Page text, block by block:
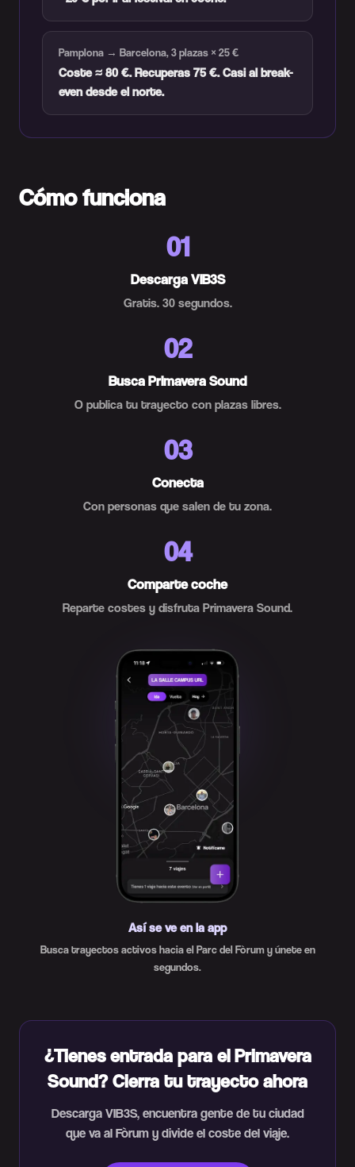
Pamplona → Barcelona, 3 plazas × 25 €
Coste ≈ 80 €. Recuperas 75 €. Casi al break-
even desde el norte.
Cómo funciona
01
Descarga VIB3S
Gratis. 30 segundos.
02
Busca Primavera Sound
O publica tu trayecto con plazas libres.
03
Conecta
Con personas que salen de tu zona.
04
Comparte coche
Reparte costes y disfruta Primavera Sound.
Así se ve en la app
Busca trayectos activos hacia el Parc del Fòrum y únete en
segundos.
¿Tienes entrada para el Primavera
Sound? Cierra tu trayecto ahora
Descarga VIB3S, encuentra gente de tu ciudad
que va al Fòrum y divide el coste del viaje.